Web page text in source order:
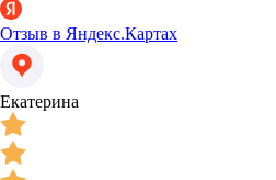
Отзыв в Яндекс.Картах
Екатерина